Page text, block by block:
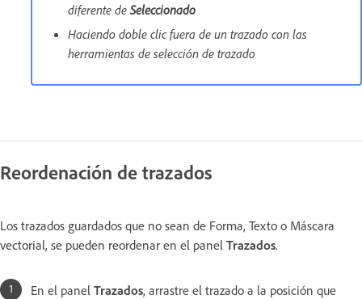
diferente de Seleccionado
Haciendo doble clic fuera de un trazado con las
herramientas de selección de trazado
Reordenación de trazados
Los trazados guardados que no sean de Forma, Texto o Máscara
vectorial, se pueden reordenar en el panel Trazados.
En el panel Trazados, arrastre el trazado a la posición que